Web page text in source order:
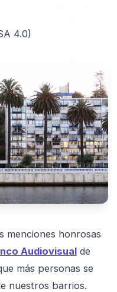
4.0)
menciones honrosas
Audiovisualde
más personas se
nuestros barrios.